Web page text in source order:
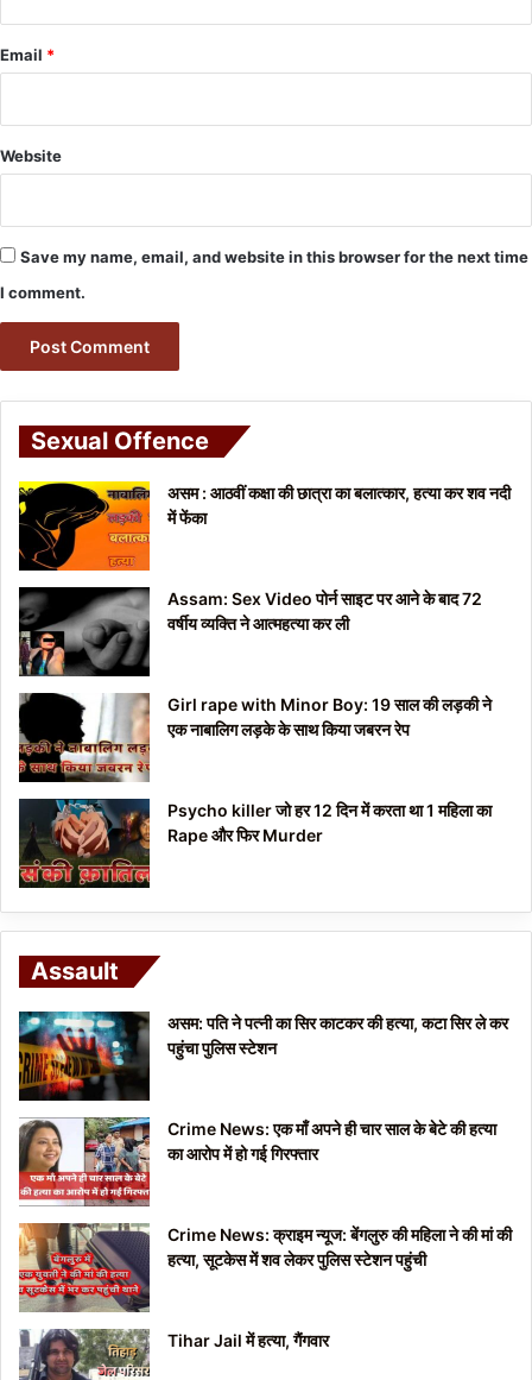
Email *
Website
Save my name, email, and website in this browser for the next time
I comment.
Sexual Offence
असम : आठवीं कक्षा की छात्रा का बलात्कार, हत्या कर शव नदी
में फेंका
Assam: Sex Video पोर्न साइट पर आने के बाद 72
वर्षीय व्यक्ति ने आत्महत्या कर ली
Girl rape with Minor Boy: 19 साल की लड़की ने
एक नाबालिग लड़के के साथ किया जबरन रेप
Psycho killer जो हर 12 दिन में करता था 1 महिला का
Rape और फिर Murder
Assault
असम: पति ने पत्नी का सिर काटकर की हत्या, कटा सिर ले कर
पहुंचा पुलिस स्टेशन
Crime News: एक माँ अपने ही चार साल के बेटे की हत्या
का आरोप में हो गई गिरफ्तार
Crime News: क्राइम न्यूज: बेंगलुरु की महिला ने की मां की
हत्या, सूटकेस में शव लेकर पुलिस स्टेशन पहुंची
Tihar Jail में हत्या, गैंगवार